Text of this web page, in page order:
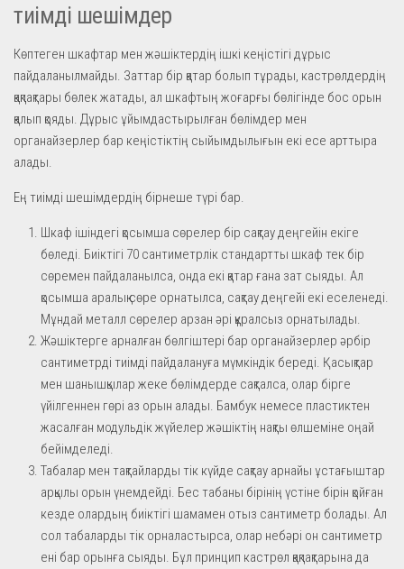
тиімді шешімдер
Көптеген шкафтар мен жәшіктердің ішкі кеңістігі дұрыс
пайдаланылмайды. Заттар бір қатар болып тұрады, кастрөлдердің
қақпақтары бөлек жатады, ал шкафтың жоғарғы бөлігінде бос орын
қалып қояды. Дұрыс ұйымдастырылған бөлімдер мен
органайзерлер бар кеңістіктің сыйымдылығын екі есе арттыра
алады.
Ең тиімді шешімдердің бірнеше түрі бар.
Шкаф ішіндегі қосымша сөрелер бір сақтау деңгейін екіге
бөледі. Биіктігі 70 сантиметрлік стандартты шкаф тек бір
сөремен пайдаланылса, онда екі қатар ғана зат сыяды. Ал
қосымша аралық сөре орнатылса, сақтау деңгейі екі еселенеді.
Мұндай металл сөрелер арзан әрі құралсыз орнатылады.
Жәшіктерге арналған бөлгіштері бар органайзерлер әрбір
сантиметрді тиімді пайдалануға мүмкіндік береді. Қасықтар
мен шанышқылар жеке бөлімдерде сақталса, олар бірге
үйілгеннен гөрі аз орын алады. Бамбук немесе пластиктен
жасалған модульдік жүйелер жәшіктің нақты өлшеміне оңай
бейімделеді.
Табалар мен тақтайларды тік күйде сақтау арнайы ұстағыштар
арқылы орын үнемдейді. Бес табаны бірінің үстіне бірін қойған
кезде олардың биіктігі шамамен отыз сантиметр болады. Ал
сол табаларды тік орналастырса, олар небәрі он сантиметр
ені бар орынға сыяды. Бұл принцип кастрөл қақпақтарына да